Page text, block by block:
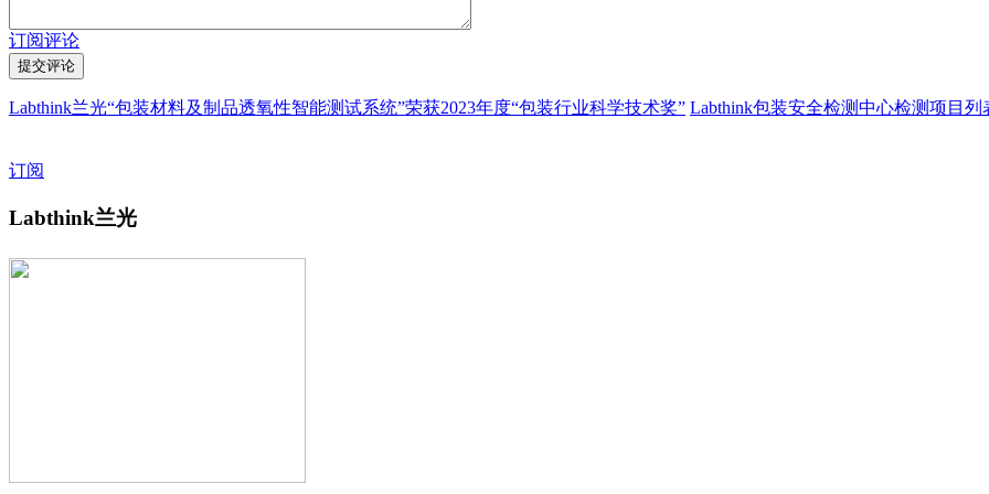
订阅评论
Labthink兰光“包装材料及制品透氧性智能测试系统”荣获2023年度“包装行业科学技术奖” Labthink包装安全检测中心检测项目列
订阅
Labthink兰光